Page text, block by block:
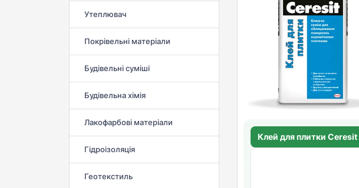
Утеплювач
Покрівельні матеріали
Будівельні суміші
Будівельна хімія
Лакофарбові матеріали
Гідроізоляція
Геотекстиль
Клей для плитки Ceresit